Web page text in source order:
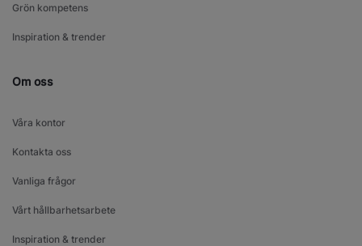
Grön kompetens
Inspiration & trender
Om oss
Våra kontor
Kontakta oss
Vanliga frågor
Vårt hållbarhetsarbete
Inspiration & trender